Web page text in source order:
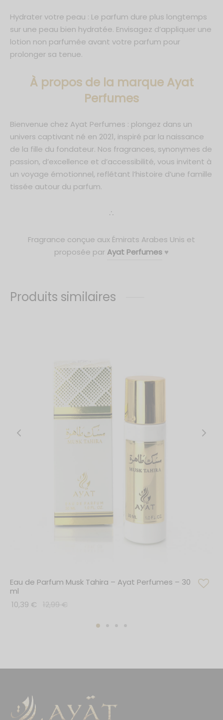
Hydrater votre peau : Le parfum dure plus longtemps
sur une peau bien hydratée. Envisagez d’appliquer une
lotion non parfumée avant votre parfum pour
prolonger sa tenue.
À propos de la marque Ayat
Perfumes
Bienvenue chez Ayat Perfumes : plongez dans un
univers captivant né en 2021, inspiré par la naissance
de la fille du fondateur. Nos fragrances, synonymes de
passion, d’excellence et d’accessibilité, vous invitent à
un voyage émotionnel, reflétant l’histoire d’une famille
tissée autour du parfum.
∴
Fragrance conçue aux Émirats Arabes Unis et
proposée parAyat Perfumes ♥
Produits similaires
Eau de Parfum Musk Tahira – Ayat Perfumes – 30
ml
10,39 € 12,99€